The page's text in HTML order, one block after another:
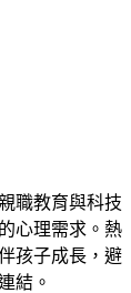
職教育與科技
心理需求。熱
孩子成長，避
結。